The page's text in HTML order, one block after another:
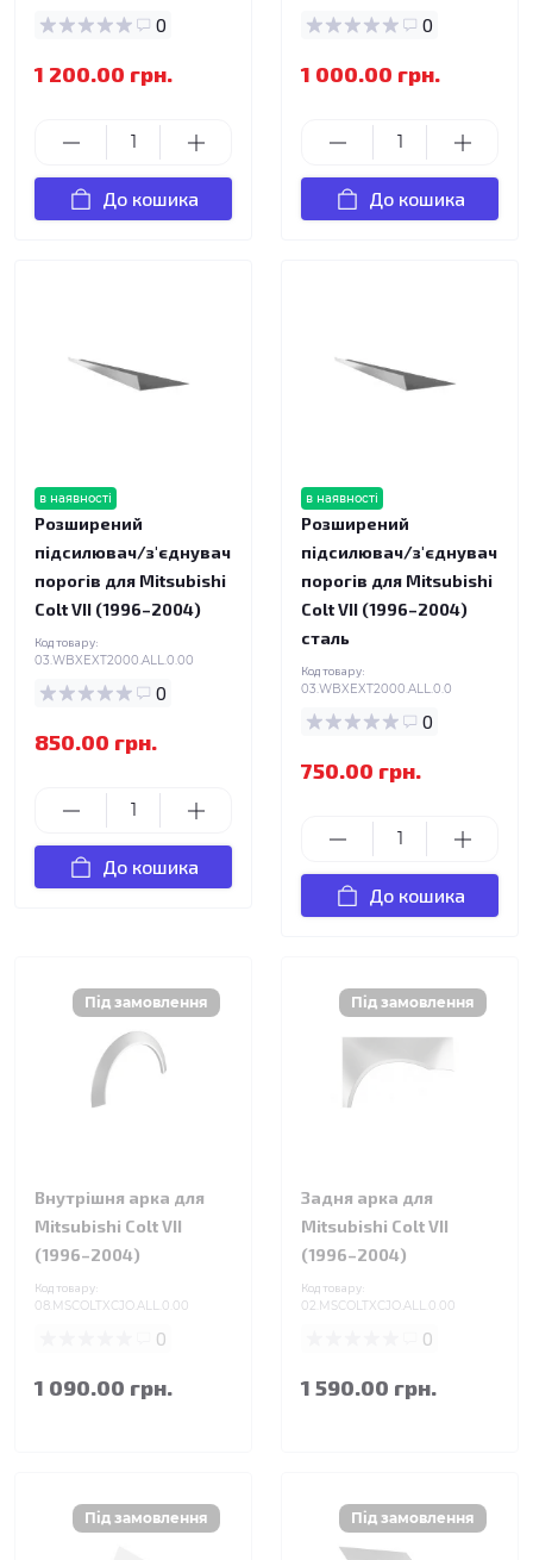
0
1 200.00 грн.
До кошика
0
1 000.00 грн.
До кошика
в наявності
Розширений
підсилювач/з'єднувач
порогів для Mitsubishi
Colt VII (1996–2004)
Код товару:
03.WBXEXT2000.ALL.0.00
0
850.00 грн.
До кошика
в наявності
Розширений
підсилювач/з'єднувач
порогів для Mitsubishi
Colt VII (1996–2004)
сталь
Код товару:
03.WBXEXT2000.ALL.0.0
0
750.00 грн.
До кошика
Внутрішня арка для
Mitsubishi Colt VII
(1996–2004)
Код товару:
08.MSCOLTXCJO.ALL.0.00
0
1 090.00 грн.
Задня арка для
Mitsubishi Colt VII
(1996–2004)
Код товару:
02.MSCOLTXCJO.ALL.0.00
0
1 590.00 грн.